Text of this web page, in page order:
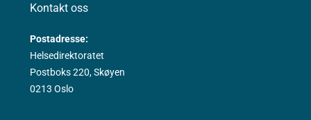
Kontakt oss
Postadresse:
Helsedirektoratet
Postboks 220, Skøyen
0213 Oslo